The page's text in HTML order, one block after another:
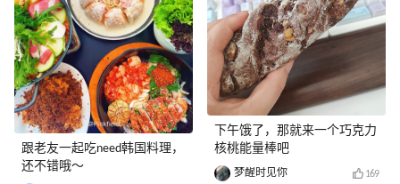
跟老友一起吃need韩国料理，
还不错哦～
下午饿了，那就来一个巧克力
核桃能量棒吧
梦醒时见你 169